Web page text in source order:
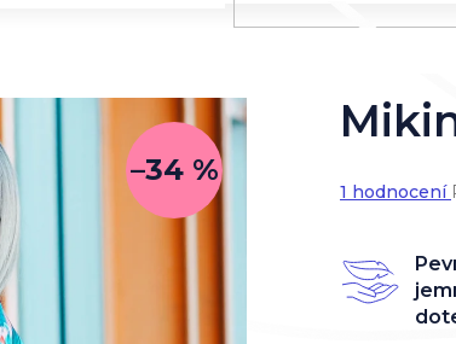
–34 %
hodnocení
5,0
z
1 hodnocení